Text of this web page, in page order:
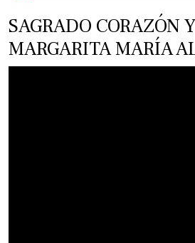
SAGRADO CORAZÓN
MARGARITA MARÍA